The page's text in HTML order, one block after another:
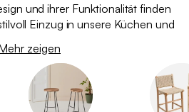
und ihrer Funktionalität finden
Einzug in unsere Küchen und
und bieten Komfort und Flexibilität
verleihen sie Ihren geselligen
Charakter.
zeigen